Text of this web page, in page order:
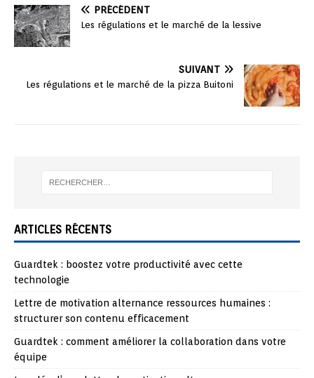
PRÉCÉDENT
Les régulations et le marché de la lessive
SUIVANT
Les régulations et le marché de la pizza Buitoni
ARTICLES RÉCENTS
Guardtek : boostez votre productivité avec cette
technologie
Lettre de motivation alternance ressources humaines :
structurer son contenu efficacement
Guardtek : comment améliorer la collaboration dans votre
équipe